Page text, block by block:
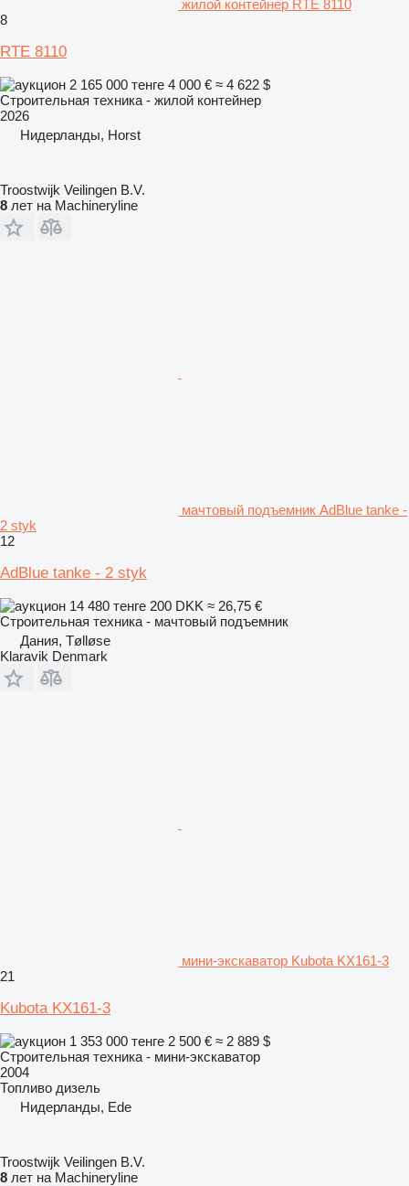
жилой контейнер RTE 8110
8
RTE 8110
2 165 000 тенге 4 000 € ≈ 4 622 $
Строительная техника - жилой контейнер
2026
Нидерланды, Horst
Troostwijk Veilingen B.V.
8 лет на Machineryline
мачтовый подъемник AdBlue tanke -
2 styk
12
AdBlue tanke - 2 styk
14 480 тенге 200 DKK ≈ 26,75 €
Строительная техника - мачтовый подъемник
Дания, Tølløse
Klaravik Denmark
мини-экскаватор Kubota KX161-3
21
Kubota KX161-3
1 353 000 тенге 2 500 € ≈ 2 889 $
Строительная техника - мини-экскаватор
2004
Топливо дизель
Нидерланды, Ede
Troostwijk Veilingen B.V.
8 лет на Machineryline